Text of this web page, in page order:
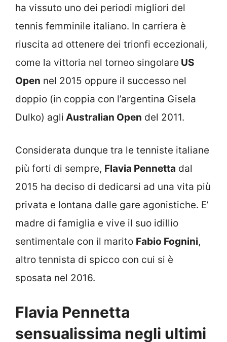
ha vissuto uno dei periodi migliori del
tennis femminile italiano. In carriera è
riuscita ad ottenere dei trionfi eccezionali,
come la vittoria nel torneo singolare US
Open nel 2015 oppure il successo nel
doppio (in coppia con l’argentina Gisela
Dulko) agli Australian Open del 2011.
Considerata dunque tra le tenniste italiane
più forti di sempre, Flavia Pennetta dal
2015 ha deciso di dedicarsi ad una vita più
privata e lontana dalle gare agonistiche. E’
madre di famiglia e vive il suo idillio
sentimentale con il marito Fabio Fognini,
altro tennista di spicco con cui si è
sposata nel 2016.
Flavia Pennetta
sensualissima negli ultimi